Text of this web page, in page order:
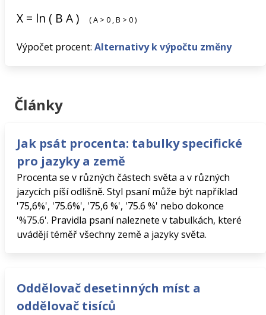
X = ln ( B A) (A > 0 ,B > 0)
Výpočet procent: Alternativy k výpočtu změny
Články
Jak psát procenta: tabulky specifické
pro jazyky a země
Procenta se v různých částech světa a v různých
jazycích píší odlišně. Styl psaní může být například
'75,6%', '75.6%', '75,6 %', '75.6 %' nebo dokonce
'%75.6'. Pravidla psaní naleznete v tabulkách, které
uvádějí téměř všechny země a jazyky světa.
Oddělovač desetinných míst a
oddělovač tisíců